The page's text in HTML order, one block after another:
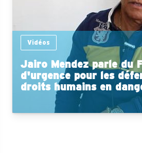
Vidéos
Jairo Mendez parle du
d'urgence pour les
droits humains en